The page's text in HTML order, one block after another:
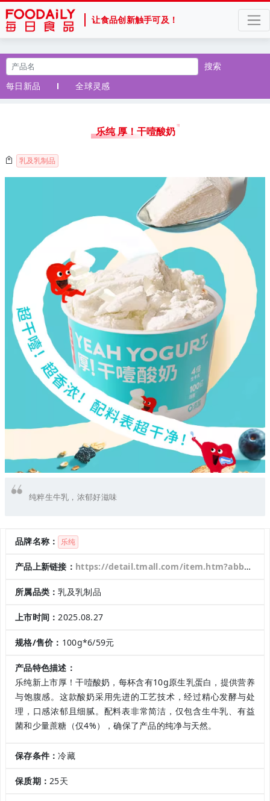
让食品创新触手可及！
搜索
每日新品
全球灵感
乐纯 厚！干噎酸奶
乳及乳制品
纯粹生牛乳，浓郁好滋味
品牌名称： 乐纯
产品上新链接： https://detail.tmall.com/item.htm?abbucket=1&id=960120226466&mi_id=0000DmiEV7XkqfNnIXyxI5_TwkVlztStc8Wj6GpC-OwnxXg&ns=1&skuId=5892352513875&spm=a21n57.1.hoverItem.6&utparam=%7B%22aplus_abtest%22%3A%22ef0614533f87a60d68f67457c64aa096%22%7D&xxc=taobaoSearch
所属品类：乳及乳制品
上市时间：2025.08.27
规格/售价： 100g*6/59元
产品特色描述：
乐纯新上市厚！干噎酸奶，每杯含有10g原生乳蛋白，提供营养
与饱腹感。这款酸奶采用先进的工艺技术，经过精心发酵与处
理，口感浓郁且细腻。配料表非常简洁，仅包含生牛乳、有益
菌和少量蔗糖（仅4%），确保了产品的纯净与天然。
保存条件：冷藏
保质期：25天